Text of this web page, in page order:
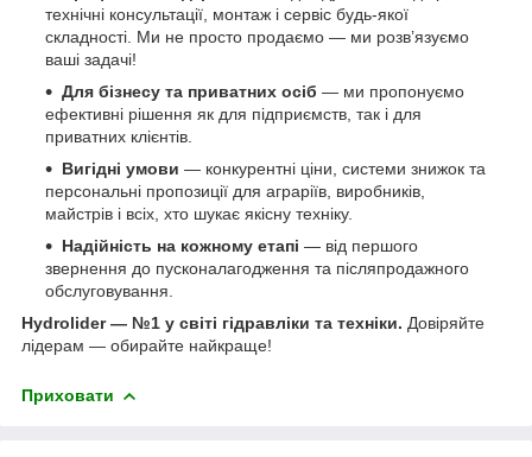
технічні консультації, монтаж і сервіс будь-якої
складності. Ми не просто продаємо — ми розв’язуємо
ваші задачі!
Для бізнесу та приватних осіб — ми пропонуємо
ефективні рішення як для підприємств, так і для
приватних клієнтів.
Вигідні умови — конкурентні ціни, системи знижок та
персональні пропозиції для аграріїв, виробників,
майстрів і всіх, хто шукає якісну техніку.
Надійність на кожному етапі — від першого
звернення до пусконалагодження та післяпродажного
обслуговування.
Hydrolider — №1 у світі гідравліки та техніки. Довіряйте
лідерам — обирайте найкраще!
Приховати